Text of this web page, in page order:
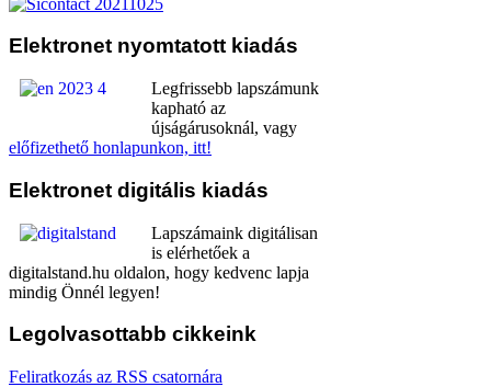
Elektronet nyomtatott kiadás
Legfrissebb lapszámunk
kapható az
újságárusoknál, vagy
előfizethető honlapunkon, itt!
Elektronet digitális kiadás
Lapszámaink digitálisan
is elérhetőek a
digitalstand.hu oldalon, hogy kedvenc lapja
mindig Önnél legyen!
Legolvasottabb cikkeink
Feliratkozás az RSS csatornára